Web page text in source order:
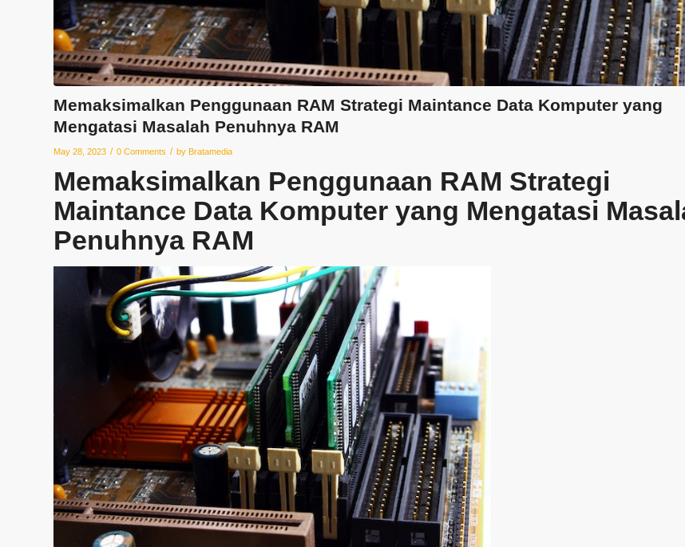
Memaksimalkan Penggunaan RAM Strategi Maintance Data Komputer yang
Mengatasi Masalah Penuhnya RAM
May 28, 2023 / 0 Comments / by Bratamedia
Memaksimalkan Penggunaan RAM Strategi
Maintance Data Komputer yang Mengatasi
Penuhnya RAM